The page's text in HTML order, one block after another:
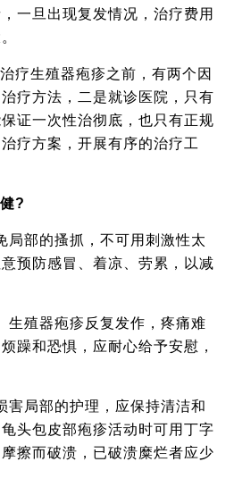
一旦出现复发情况，治疗费用
疗生殖器疱疹之前，有两个因
疗方法，二是就诊医院，只有
证一次性治彻底，也只有正规
疗方案，开展有序的治疗工
?
局部的搔抓，不可用刺激性太
预防感冒、着凉、劳累，以减
生殖器疱疹反复发作，疼痛难
躁和恐惧，应耐心给予安慰，
害局部的护理，应保持清洁和
头包皮部疱疹活动时可用丁字
擦而破溃，已破溃糜烂者应少